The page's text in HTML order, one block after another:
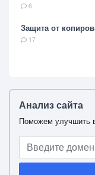
6
Защита от
17
Анализ сайта
Поможем улучшить